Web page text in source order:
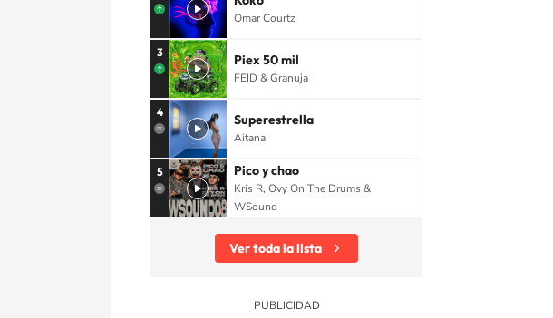
Omar Courtz
3 Piex 50 mil
FEID & Granuja
4 Superestrella
Aitana
5 Pico y chao
Kris R, Ovy On The Drums &
WSound
Ver toda la lista